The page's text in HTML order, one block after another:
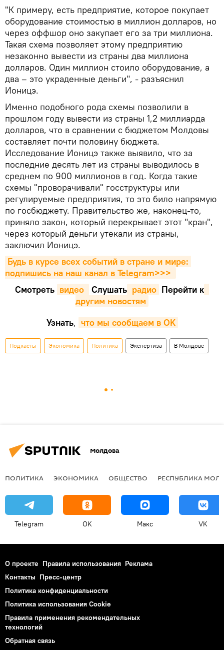
"К примеру, есть предприятие, которое покупает
оборудование стоимостью в миллион долларов, но
через оффшор оно закупает его за три миллиона.
Такая схема позволяет этому предприятию
незаконно вывести из страны два миллиона
долларов. Один миллион стоило оборудование, а
два – это украденные деньги", - разъяснил
Ионицэ.
Именно подобного рода схемы позволили в
прошлом году вывести из страны 1,2 миллиарда
долларов, что в сравнении с бюджетом Молдовы
составляет почти половину бюджета.
Исследование Ионицэ также выявило, что за
последние десять лет из страны выводилось в
среднем по 900 миллионов в год. Когда такие
схемы "проворачивали" госструктуры или
регулируемые предприятия, то это било напрямую
по госбюджету. Правительство же, наконец-то,
приняло закон, который перекрывает этот "кран",
через который деньги утекали из страны,
заключил Ионицэ.
Будь в курсе всех событий в стране и мире:
подпишись на наш канал в Telegram>>>
Смотреть видео Cлушать радио Перейти к
другим новостям
Узнать, что мы сообщаем в OK
Подкасты Экономика Политика Экспертиза В Молдове
Молдова
ПОЛИТИКА ЭКОНОМИКА ОБЩЕСТВО РЕСПУБЛИКА
Telegram OK Макс VK
О проекте Правила использования Реклама
Контакты Пресс-центр
Политика конфиденциальности
Политика использования Cookie
Правила применения рекомендательных
технологий
Обратная связь